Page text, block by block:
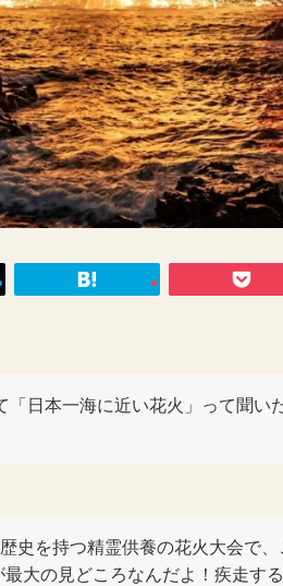
「日本一海に近い花火」って聞い
史を持つ精霊供養の花火大会で
最大の見どころなんだよ！疾走す